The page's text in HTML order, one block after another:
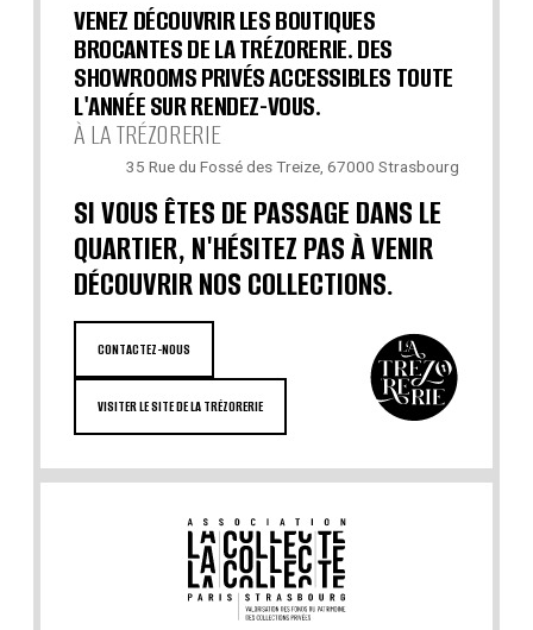
VENEZ DÉCOUVRIR LES BOUTIQUES
BROCANTES DE LA TRÉZORERIE. DES
SHOWROOMS PRIVÉS ACCESSIBLES TOUTE
L'ANNÉE SUR RENDEZ-VOUS.
À LA TRÉZORERIE
35 Rue du Fossé des Treize, 67000 Strasbourg
SI VOUS ÊTES DE PASSAGE DANS LE
QUARTIER, N'HÉSITEZ PAS À VENIR
DÉCOUVRIR NOS COLLECTIONS.
CONTACTEZ-NOUS
VISITER LE SITE DE LA TRÉZORERIE